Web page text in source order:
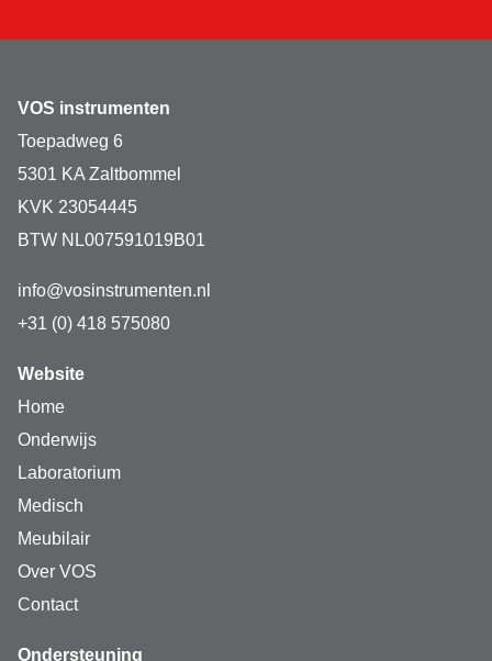
VOS instrumenten
Toepadweg 6
5301 KA Zaltbommel
KVK 23054445
BTW NL007591019B01
info@vosinstrumenten.nl
+31 (0) 418 575080
Website
Home
Onderwijs
Laboratorium
Medisch
Meubilair
Over VOS
Contact
Ondersteuning